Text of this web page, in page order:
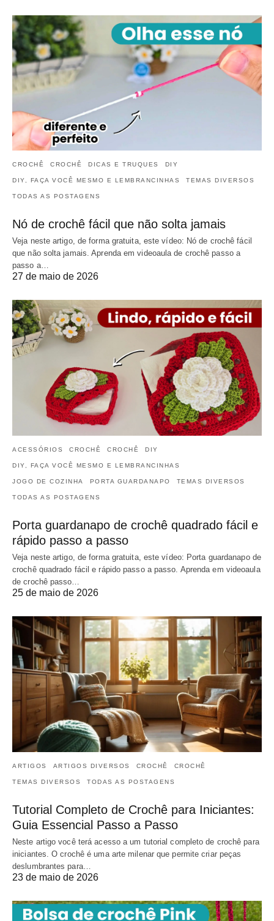
CROCHÊ CROCHÊ DICAS E TRUQUES DIY
DIY, FAÇA VOCÊ MESMO E LEMBRANCINHAS TEMAS DIVERSOS
TODAS AS POSTAGENS
Nó de crochê fácil que não solta jamais
Veja neste artigo, de forma gratuita, este vídeo: Nó de crochê fácil
que não solta jamais. Aprenda em videoaula de crochê passo a
passo a…
27 de maio de 2026
ACESSÓRIOS CROCHÊ CROCHÊ DIY
DIY, FAÇA VOCÊ MESMO E LEMBRANCINHAS
JOGO DE COZINHA PORTA GUARDANAPO TEMAS DIVERSOS
TODAS AS POSTAGENS
Porta guardanapo de crochê quadrado fácil e
rápido passo a passo
Veja neste artigo, de forma gratuita, este vídeo: Porta guardanapo de
crochê quadrado fácil e rápido passo a passo. Aprenda em videoaula
de crochê passo…
25 de maio de 2026
ARTIGOS ARTIGOS DIVERSOS CROCHÊ CROCHÊ
TEMAS DIVERSOS TODAS AS POSTAGENS
Tutorial Completo de Crochê para Iniciantes:
Guia Essencial Passo a Passo
Neste artigo você terá acesso a um tutorial completo de crochê para
iniciantes. O crochê é uma arte milenar que permite criar peças
deslumbrantes para…
23 de maio de 2026